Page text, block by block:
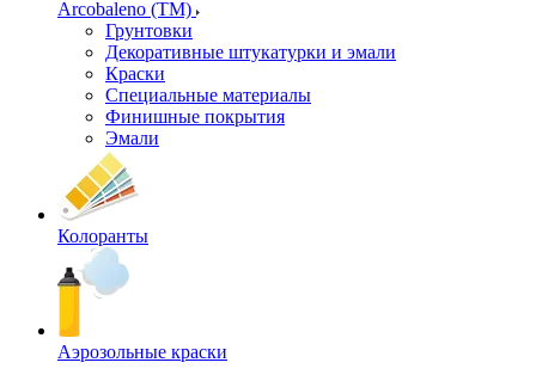
Arcobaleno (ТМ)
Грунтовки
Декоративные штукатурки и эмали
Краски
Специальные материалы
Финишные покрытия
Эмали
Колоранты
Аэрозольные краски